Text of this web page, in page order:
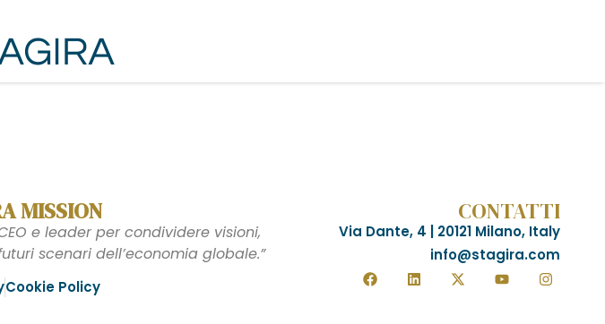
MISSION
e leader per condividere visioni,
scenari dell’economia globale.”
Cookie Policy
CONTATTI
Via Dante, 4 | 20121 Milano, Italy
info@stagira.com